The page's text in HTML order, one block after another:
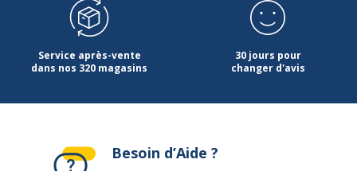
Service après-vente
dans nos 320 magasins
30 jours pour
changer d'avis
Besoin d’Aide ?